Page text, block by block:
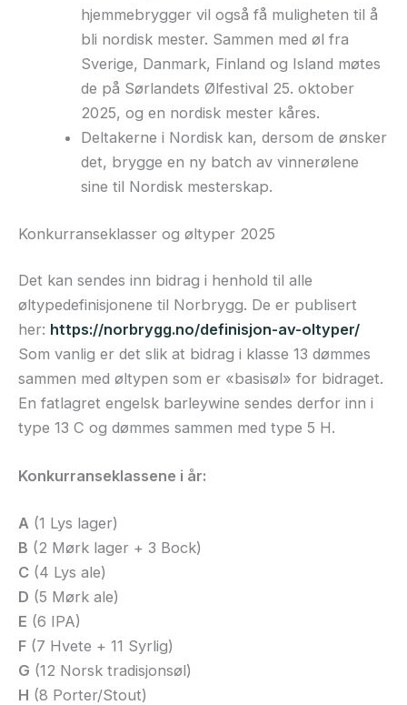
hjemmebrygger vil også få muligheten til å
bli nordisk mester. Sammen med øl fra
Sverige, Danmark, Finland og Island møtes
de på Sørlandets Ølfestival 25. oktober
2025, og en nordisk mester kåres.
Deltakerne i Nordisk kan, dersom de ønsker
det, brygge en ny batch av vinnerølene
sine til Nordisk mesterskap.
Konkurranseklasser og øltyper 2025
Det kan sendes inn bidrag i henhold til alle
øltypedefinisjonene til Norbrygg. De er publisert
her: https://norbrygg.no/definisjon-av-oltyper/
Som vanlig er det slik at bidrag i klasse 13 dømmes
sammen med øltypen som er «basisøl» for bidraget.
En fatlagret engelsk barleywine sendes derfor inn i
type 13 C og dømmes sammen med type 5 H.
Konkurranseklassene i år:
A (1 Lys lager)
B (2 Mørk lager + 3 Bock)
C (4 Lys ale)
D (5 Mørk ale)
E (6 IPA)
F (7 Hvete + 11 Syrlig)
G (12 Norsk tradisjonsøl)
H (8 Porter/Stout)